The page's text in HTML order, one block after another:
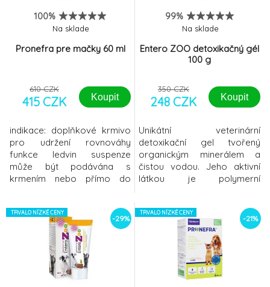
100%
Pronefra pre mačky 60 ml
Na sklade
610 CZK
415 CZK Koupit
indikace: doplňkové krmivo
pro udržení rovnováhy
funkce ledvin suspenze
může být podávána s
krmením nebo přímo do
je velmi chutná a je založena
na společném působení 4
99%
Entero ZOO detoxikačný gél
100 g
Na sklade
350 CZK
248 CZK Koupit
Unikátní veterinární
detoxikační gel tvořený
organickým minerálem a
čistou vodou. Jeho aktivní
látkou je polymerní
Polymethylsiloxan
polyhydrát. Díky adsorpčním
schopnostem je přípravek
pro domácí a hospodářská
zvířata EnteroZOO schopen
vázat na sebe škodlivé látky
TRVALO NÍZKÉ CENY
-29%
TRVALO NÍZKÉ CENY
-21%